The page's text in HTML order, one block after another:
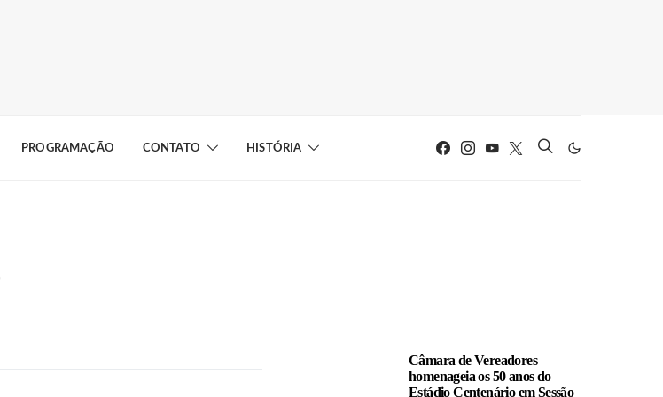
PROGRAMAÇÃO CONTATO HISTÓRIA
Câmara de Vereadores
homenageia os 50 anos do
Estádio Centenário em Sessão